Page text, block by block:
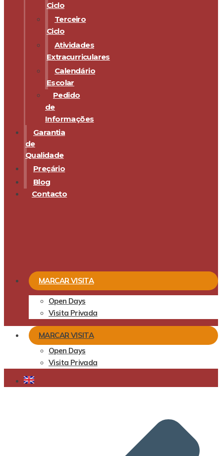
Ciclo
Terceiro
Ciclo
Atividades
Extracurriculares
Calendário
Escolar
Pedido
de
Informações
Garantia
de
Qualidade
Preçário
Blog
Contacto
MARCAR VISITA
Open Days
Visita Privada
MARCAR VISITA
Open Days
Visita Privada